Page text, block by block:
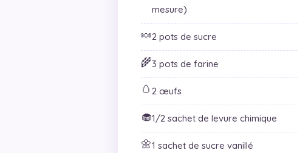
mesure)
🍬2 pots de sucre
🌾3 pots de farine
🥚 2 œufs
🧁1/2 sachet de levure chimique
🌼1 sachet de sucre vanillé